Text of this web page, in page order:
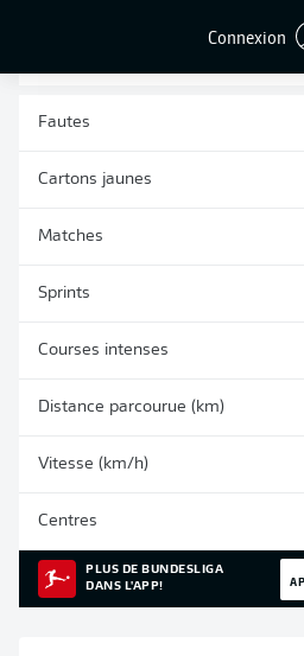
Connexion
0
Fautes
Cartons jaunes
Matches
Sprints
Courses intenses
Distance parcourue (km)
Vitesse (km/h)
Centres
PLUS DE BUNDESLIGA
DANS L'APP!